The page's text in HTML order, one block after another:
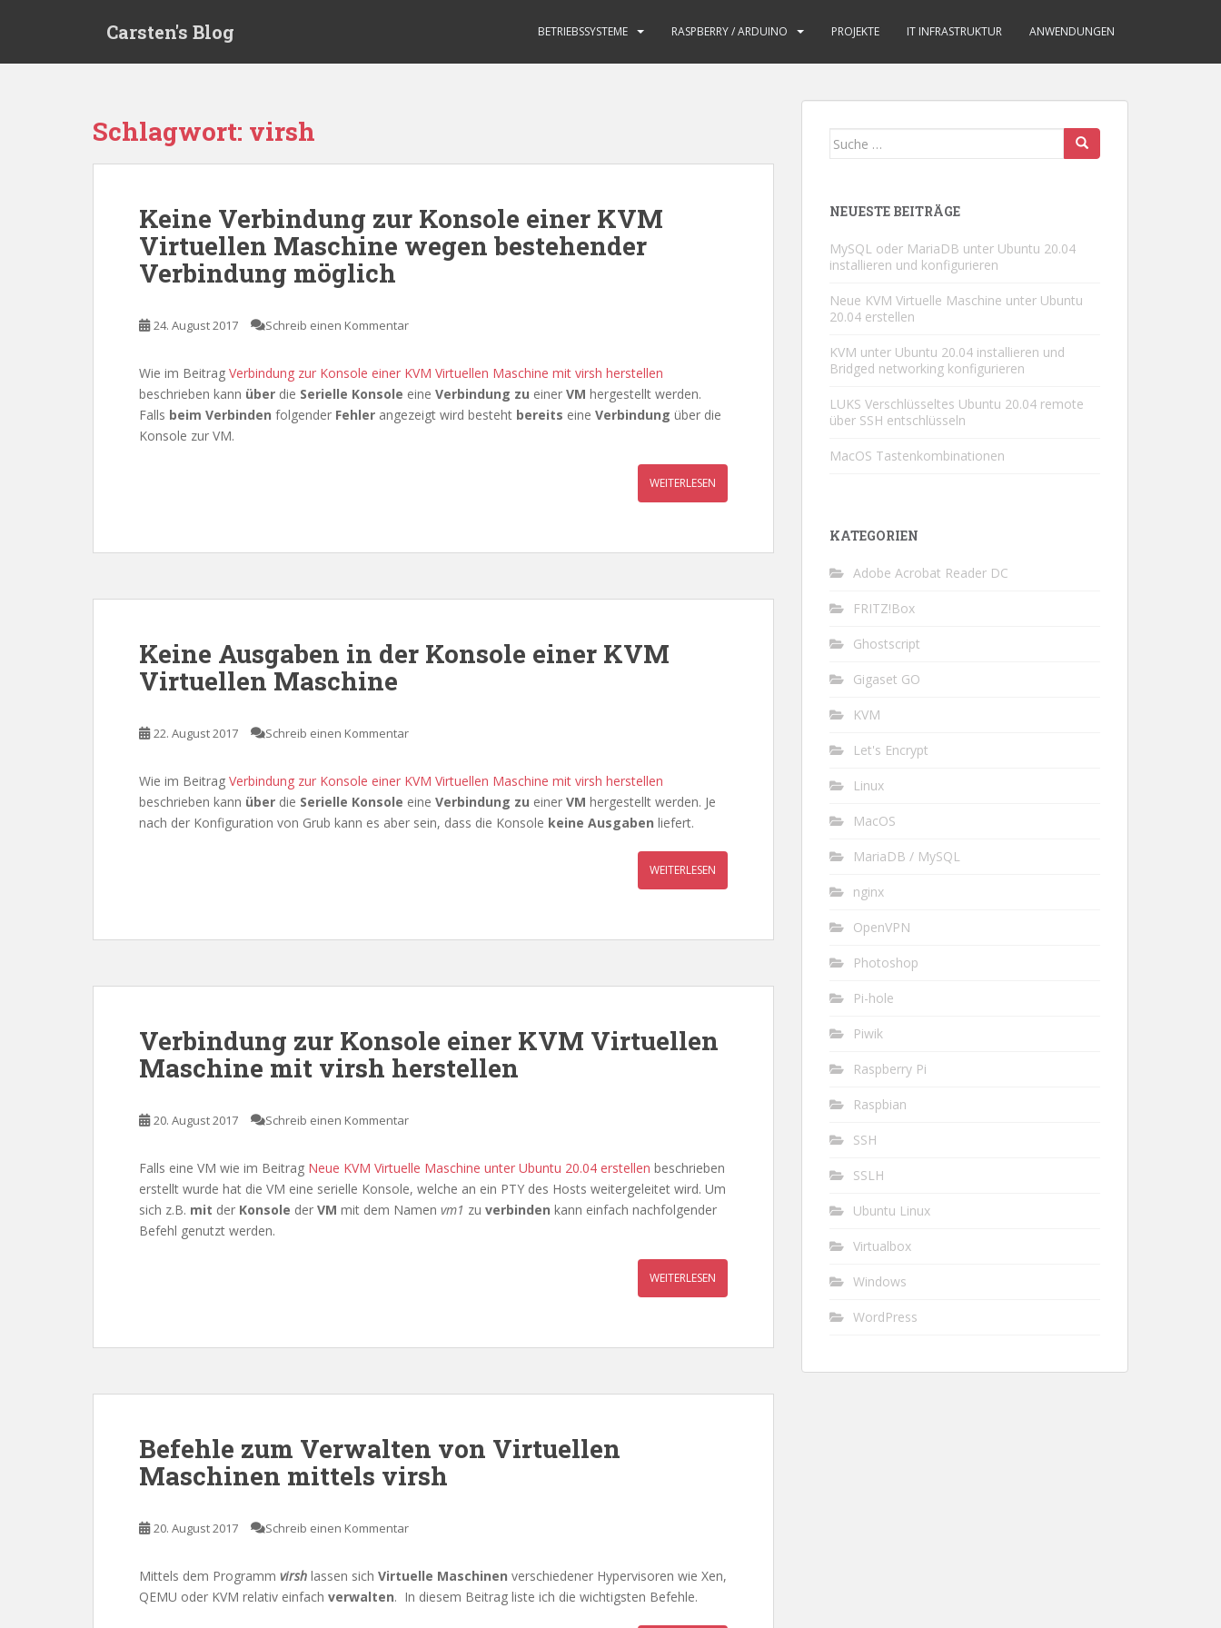
Carsten's Blog BETRIEBSSYSTEME RASPBERRY / ARDUINO PROJEKTE IT INFRASTRUKTUR ANWENDUNGEN
Schlagwort: virsh
Keine Verbindung zur Konsole einer KVM
Virtuellen Maschine wegen bestehender
Verbindung möglich
24. August 2017 Schreib einen Kommentar
Wie im Beitrag Verbindung zur Konsole einer KVM Virtuellen Maschine mit virsh herstellen
beschrieben kann über die Serielle Konsole eine Verbindung zu einer VM hergestellt werden.
Falls beim Verbinden folgender Fehler angezeigt wird besteht bereits eine Verbindung über die
Konsole zur VM.
WEITERLESEN
Keine Ausgaben in der Konsole einer KVM
Virtuellen Maschine
22. August 2017 Schreib einen Kommentar
Wie im Beitrag Verbindung zur Konsole einer KVM Virtuellen Maschine mit virsh herstellen
beschrieben kann über die Serielle Konsole eine Verbindung zu einer VM hergestellt werden. Je
nach der Konfiguration von Grub kann es aber sein, dass die Konsole keine Ausgaben liefert.
WEITERLESEN
Verbindung zur Konsole einer KVM Virtuellen
Maschine mit virsh herstellen
20. August 2017 Schreib einen Kommentar
Falls eine VM wie im Beitrag Neue KVM Virtuelle Maschine unter Ubuntu 20.04 erstellen beschrieben
erstellt wurde hat die VM eine serielle Konsole, welche an ein PTY des Hosts weitergeleitet wird. Um
sich z.B. mit der Konsole der VM mit dem Namen vm1 zu verbinden kann einfach nachfolgender
Befehl genutzt werden.
WEITERLESEN
Befehle zum Verwalten von Virtuellen
Maschinen mittels virsh
20. August 2017 Schreib einen Kommentar
Mittels dem Programm virsh lassen sich Virtuelle Maschinen verschiedener Hypervisoren wie Xen,
QEMU oder KVM relativ einfach verwalten. In diesem Beitrag liste ich die wichtigsten Befehle.
Suche
NEUESTE BEITRÄGE
MySQL oder MariaDB unter Ubuntu 20.04
installieren und konfigurieren
Neue KVM Virtuelle Maschine unter Ubuntu
20.04 erstellen
KVM unter Ubuntu 20.04 installieren und
Bridged networking konfigurieren
LUKS Verschlüsseltes Ubuntu 20.04 remote
über SSH entschlüsseln
MacOS Tastenkombinationen
KATEGORIEN
Adobe Acrobat Reader DC
FRITZ!Box
Ghostscript
Gigaset GO
KVM
Let's Encrypt
Linux
MacOS
MariaDB / MySQL
nginx
OpenVPN
Photoshop
Pi-hole
Piwik
Raspberry Pi
Raspbian
SSH
SSLH
Ubuntu Linux
Virtualbox
Windows
WordPress